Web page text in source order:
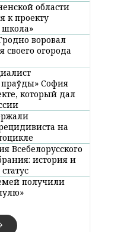
области
к проекту
школа»
воровал
своего огорода
праўды» София
который дал
на
Всебелорусского
история и
получили